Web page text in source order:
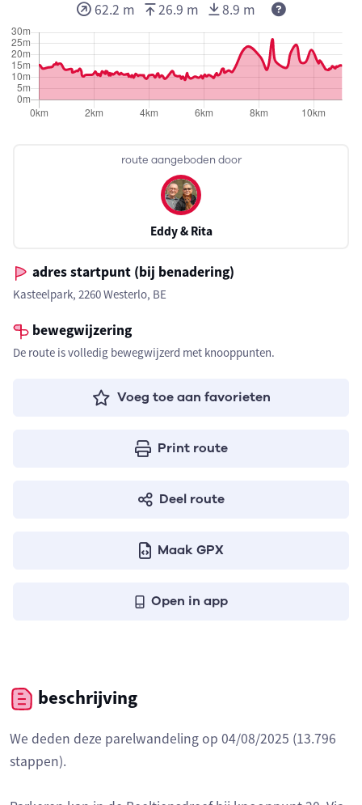
route aangeboden door
Eddy & Rita
adres startpunt (bij benadering)
Kasteelpark, 2260 Westerlo, BE
bewegwijzering
De route is volledig bewegwijzerd met knooppunten.
Voeg toe aan favorieten
Print route
Deel route
Maak GPX
Open in app
62.2 m 26.9 m 8.9 m
beschrijving
We deden deze parelwandeling op 04/08/2025 (13.796
stappen).